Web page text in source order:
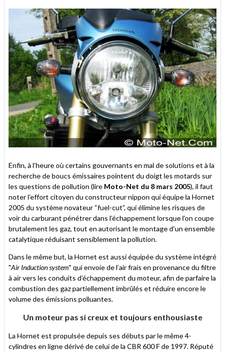
Enfin, à l’heure où certains gouvernants en mal de solutions et à la
recherche de boucs émissaires pointent du doigt les motards sur
les questions de pollution (lire Moto-Net du 8 mars 2005), il faut
noter l’effort citoyen du constructeur nippon qui équipe la Hornet
2005 du système novateur “fuel-cut”, qui élimine les risques de
voir du carburant pénétrer dans l’échappement lorsque l’on coupe
brutalement les gaz, tout en autorisant le montage d’un ensemble
catalytique réduisant sensiblement la pollution.
Dans le même but, la Hornet est aussi équipée du système intégré
"Air Induction system" qui envoie de l’air frais en provenance du filtre
à air vers les conduits d’échappement du moteur, afin de parfaire la
combustion des gaz partiellement imbrûlés et réduire encore le
volume des émissions polluantes.
Un moteur pas si creux et toujours enthousiaste
La Hornet est propulsée depuis ses débuts par le même 4-
cylindres en ligne dérivé de celui de la CBR 600 F de 1997. Réputé